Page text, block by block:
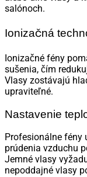
salónoch.
Ionizačná
Ionizačné fény
sušenia, čím
Vlasy zostávajú
upraviteľné.
Nastavenie
Profesionálne fény
prúdenia vzduchu
Jemné vlasy
nepoddajné vlasy